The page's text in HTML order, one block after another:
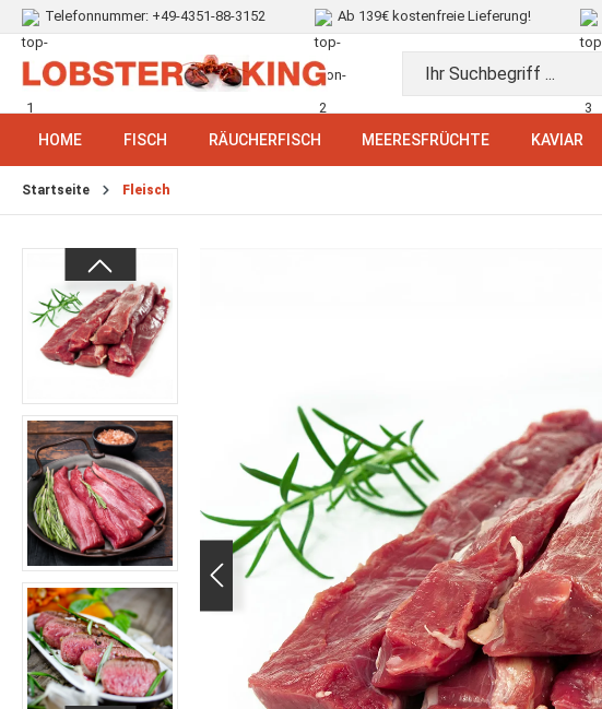
Telefonnummer: +49-4351-88-3152 Ab 139€ kostenfreie Lieferung!
HOME FISCH RÄUCHERFISCH MEERESFRÜCHTE KAVIAR
Startseite Fleisch
Bildergalerie überspringen